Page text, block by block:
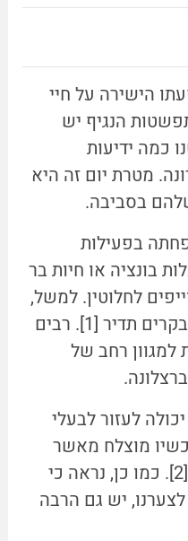
הישירה על חיי
הנגיף יש
כמה ידיעות
מטרת יום זה היא
בסביבה.
בפעילות
בונציה או חיות בר
לחלוטין. למשל,
הדולפינים שכביכול נראו בונציה למעשה נראו בנמל בסרדיניה אותו הם מבקרים תדיר [1]. רבים
למגוון רחב של
לעזור לבעלי
מוצלח מאשר
בשנים עברו, ייתכן בגלל שיש פחות הפרעה אנושית על החופים הסגורים [2]. כמו כן, נראה כי
פחות מכוניות בכבישים [3]. עם זאת, לצערנו, יש גם הרבה